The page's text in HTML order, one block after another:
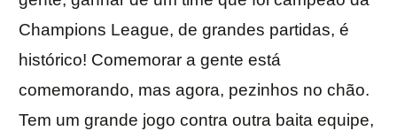
Champions League, de grandes partidas, é
histórico! Comemorar a gente está
comemorando, mas agora, pezinhos no chão.
Tem um grande jogo contra outra baita equipe,